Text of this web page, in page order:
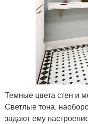
Темные цвета стен и
Светлые тона,
задают ему